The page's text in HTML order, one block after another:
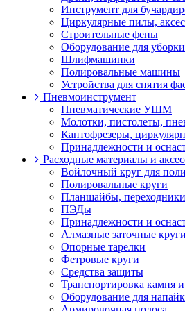
Инструмент для
Циркулярные пилы,
Строительные фены
Оборудование для уборки
Шлифмашинки
Полировальные машины
Устройства для снятия
Пневмоинструмент
Пневматические УШМ
Молотки, пистолеты,
Кантофрезеры,
Принадлежности и
Расходные материалы и
Войлочный круг для
Полировальные круги
Планшайбы,
ПЭДы
Принадлежности и
Алмазные заточные круги
Опорные тарелки
Фетровые круги
Средства защиты
Транспортировка камня
Оборудование для